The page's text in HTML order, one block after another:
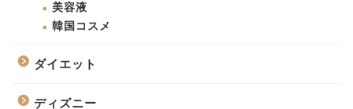
美容液
韓国コスメ
ダイエット
ディズニー